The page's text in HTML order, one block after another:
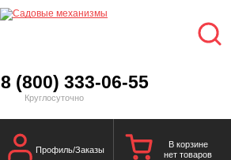
8 (800) 333-06-55
Круглосуточно
Профиль/Заказы
В корзине
нет товаров